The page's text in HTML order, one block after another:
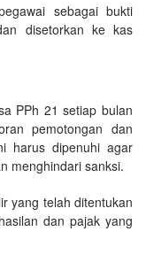
sebagai bukti
disetorkan ke kas
PPh 21 setiap bulan
pemotongan dan
harus dipenuhi agar
menghindari sanksi.
yang telah ditentukan
dan pajak yang